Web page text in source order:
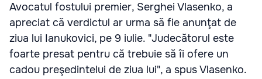
Avocatul fostului premier, Serghei Vlasenko, a
apreciat că verdictul ar urma să fie anunţat de
ziua lui Ianukovici, pe 9 iulie. "Judecătorul este
foarte presat pentru că trebuie să îi ofere un
cadou preşedintelui de ziua lui", a spus Vlasenko.